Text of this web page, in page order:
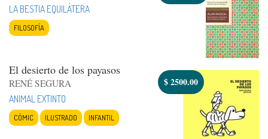
LA BESTIA EQUILÁTERA
FILOSOFÍA
El desierto de los payasos
RENÉ SEGURA
ANIMAL EXTINTO
CÓMIC ILUSTRADO INFANTIL
$2500.00